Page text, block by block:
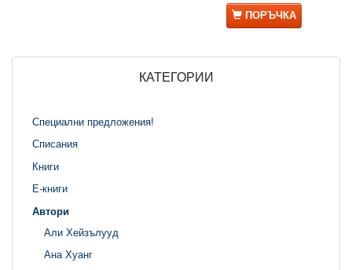
ПОРЪЧКА
КАТЕГОРИИ
Специални предложения!
Списания
Книги
Е-книги
Автори
Али Хейзълууд
Ана Хуанг